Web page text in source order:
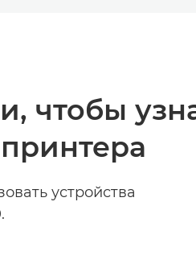
чтобы
устройства